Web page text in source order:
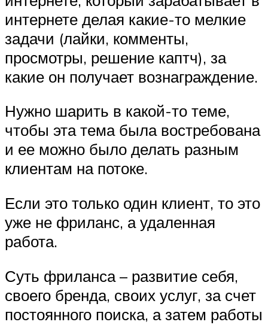
интернете делая какие-то мелкие
задачи (лайки, комменты,
просмотры, решение каптч), за
какие он получает вознаграждение.
Нужно шарить в какой-то теме,
чтобы эта тема была востребована
и ее можно было делать разным
клиентам на потоке.
Если это только один клиент, то это
уже не фриланс, а удаленная
работа.
Суть фриланса – развитие себя,
своего бренда, своих услуг, за счет
постоянного поиска, а затем работы